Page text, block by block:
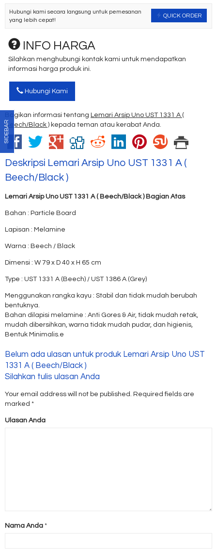
QUICK ORDER
Hubungi kami secara langsung untuk pemesanan
yang lebih cepat!
INFO HARGA
Silahkan menghubungi kontak kami untuk mendapatkan
informasi harga produk ini.
Hubungi Kami
Bagikan informasi tentang Lemari Arsip Uno UST 1331 A (
Beech/Black ) kepada teman atau kerabat Anda.
Deskripsi Lemari Arsip Uno UST 1331 A (
Beech/Black )
Lemari Arsip Uno UST 1331 A ( Beech/Black ) Bagian Atas
Bahan : Particle Board
Lapisan : Melamine
Warna : Beech / Black
Dimensi : W 79 x D 40 x H 65 cm
Type : UST 1331 A (Beech) / UST 1386 A (Grey)
Menggunakan rangka kayu : Stabil dan tidak mudah berubah
bentuknya.
Bahan dilapisi melamine : Anti Gores & Air, tidak mudah retak,
mudah dibersihkan, warna tidak mudah pudar, dan higienis,
Bentuk Minimalis.e
Belum ada ulasan untuk produk Lemari Arsip Uno UST
1331 A ( Beech/Black )
Silahkan tulis ulasan Anda
Your email address will not be published. Required fields are
marked *
Ulasan Anda
Nama Anda *
SIDEBAR